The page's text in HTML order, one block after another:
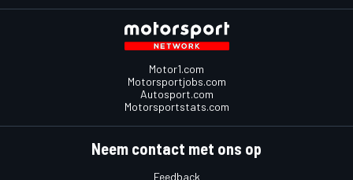
Motor1.com
Motorsportjobs.com
Autosport.com
Motorsportstats.com
Neem contact met ons op
Feedback